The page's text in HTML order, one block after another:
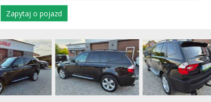
Zapytaj o pojazd